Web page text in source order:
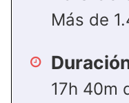
Más de
17h 40m